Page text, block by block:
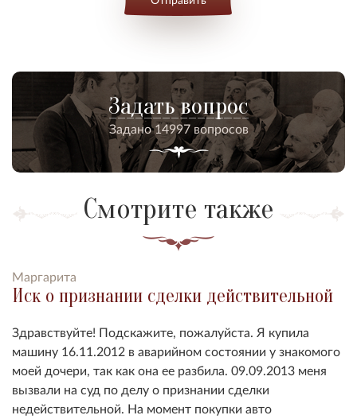
Задать вопрос
Задано 14997 вопросов
Смотрите также
Маргарита
Иск о признании сделки действительной
Здравствуйте! Подскажите, пожалуйста. Я купила
машину 16.11.2012 в аварийном состоянии у знакомого
моей дочери, так как она ее разбила. 09.09.2013 меня
вызвали на суд по делу о признании сделки
недействительной. На момент покупки авто